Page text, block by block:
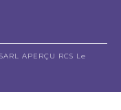
APERÇU RCS Le